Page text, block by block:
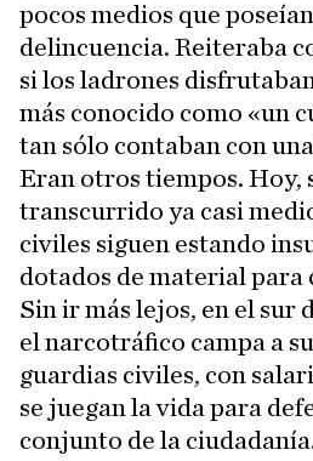
pocos medios que
delincuencia. Reiteraba
si los ladrones
más conocido como «un
tan sólo contaban con
Eran otros tiempos. Hoy,
transcurrido ya casi
civiles siguen estando
dotados de material
Sin ir más lejos, en el sur
el narcotráfico campa a
guardias civiles, con
se juegan la vida para
conjunto de la